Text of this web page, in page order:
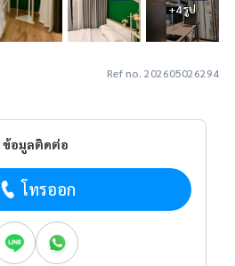
+4 รูป
Ref no. 202605026294
ข้อมูลติดต่อ
โทรออก